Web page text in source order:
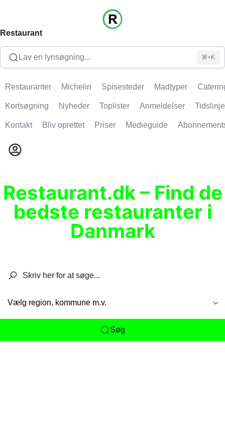
Restaurant
Lav en lynsøgning... ⌘+K
Restauranter Michelin Spisesteder Madtyper
Kortsøgning Nyheder Toplister Anmeldelser Tidslinje
Kontakt Bliv oprettet Priser Medieguide
Restaurant.dk – Find de
bedste restauranter i
Danmark
Vælg region, kommune m.v.
Søg